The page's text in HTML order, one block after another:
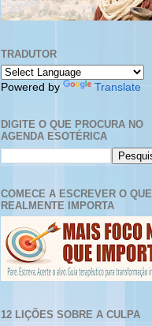
TRADUTOR
Powered by Translate
DIGITE O QUE PROCURA NO
AGENDA ESOTÉRICA
COMECE A ESCREVER O QUE
REALMENTE IMPORTA
12 LIÇÕES SOBRE A CULPA